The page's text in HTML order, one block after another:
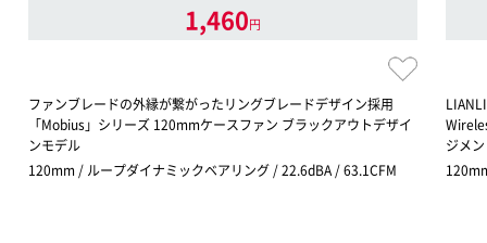
1,460円
ファンブレードの外縁が繋がったリングブレードデザイン採用
「Mobius」シリーズ 120mmケースファン ブラックアウトデザイ
ンモデル
120mm / ループダイナミックベアリング / 22.6dBA / 63.1CFM
ジメ